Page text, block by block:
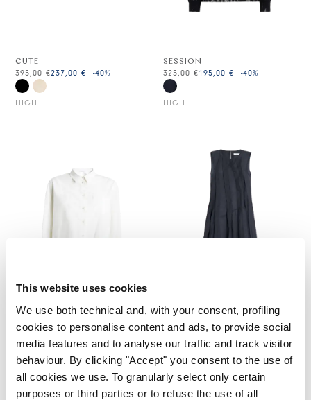
This website uses cookies
We use both technical and, with your consent, profiling
cookies to personalise content and ads, to provide social
media features and to analyse our traffic and track visitor
behaviour. By clicking "Accept" you consent to the use of
all cookies we use. To granularly select only certain
purposes or third parties or to refuse the use of all
CUTE
HIGH
395,00 €237,00 € -40%
SESSION
HIGH
325,00 €195,00 € -40%
SAWYER
295,00 €148,00 € %
SHAPE UP
HIGH
475,00 €285,00 € -40%
Nicht auf Lager